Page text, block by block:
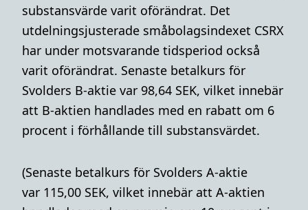
substansvärde varit oförändrat. Det
utdelningsjusterade småbolagsindexet CSRX
har under motsvarande tidsperiod också
varit oförändrat. Senaste betalkurs för
Svolders B-aktie var 98,64 SEK, vilket innebär
att B-aktien handlades med en rabatt om 6
procent i förhållande till substansvärdet.
(Senaste betalkurs för Svolders A-aktie
var 115,00 SEK, vilket innebär att A-aktien